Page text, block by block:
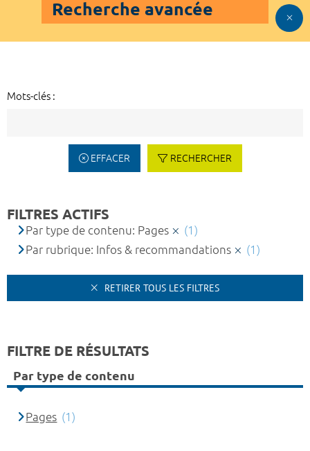
Recherche avancée
Mots-clés :
EFFACER RECHERCHER
FILTRES ACTIFS
Par type de contenu: Pages
(1)
Par rubrique: Infos & recommandations
(1)
RETIRER TOUS LES FILTRES
FILTRE DE RÉSULTATS
Par type de contenu
Pages (1)